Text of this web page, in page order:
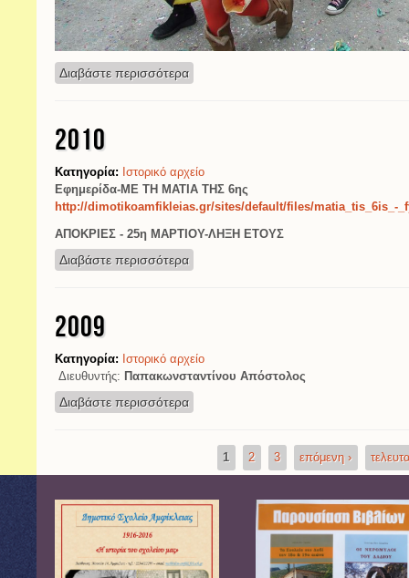
Διαβάστε περισσότερα
2010
Κατηγορία: Ιστορικό αρχείο
Εφημερίδα-ΜΕ ΤΗ ΜΑΤΙΑ ΤΗΣ 6ης
http://dimotikoamfikleias.gr/sites/default/files/matia_tis_6is_-
ΑΠΟΚΡΙΕΣ - 25η ΜΑΡΤΙΟΥ-ΛΗΞΗ ΕΤΟΥΣ
Διαβάστε περισσότερα
2009
Κατηγορία: Ιστορικό αρχείο
Διευθυντής: Παπακωνσταντίνου Απόστολος
Διαβάστε περισσότερα
1 2 3 επόμενη ›